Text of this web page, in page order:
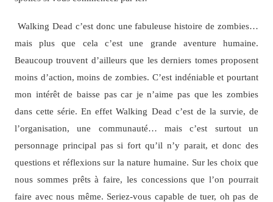
Walking Dead c’est donc une fabuleuse histoire de zombies…
mais plus que cela c’est une grande aventure humaine.
Beaucoup trouvent d’ailleurs que les derniers tomes proposent
moins d’action, moins de zombies. C’est indéniable et pourtant
mon intérêt de baisse pas car je n’aime pas que les zombies
dans cette série. En effet Walking Dead c’est de la survie, de
l’organisation, une communauté… mais c’est surtout un
personnage principal pas si fort qu’il n’y parait, et donc des
questions et réflexions sur la nature humaine. Sur les choix que
nous sommes prêts à faire, les concessions que l’on pourrait
faire avec nous même. Seriez-vous capable de tuer, oh pas de